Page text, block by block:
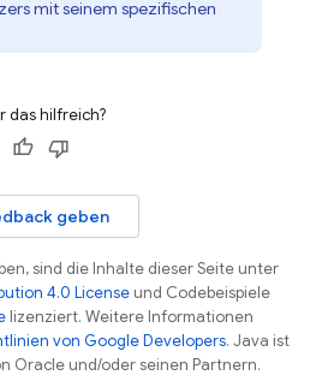
mit seinem spezifischen
das hilfreich?
geben
sind die Inhalte dieser Seite unter
4.0 License und Codebeispiele
lizenziert. Weitere Informationen
von Google Developers. Java ist
Oracle und/oder seinen Partnern.